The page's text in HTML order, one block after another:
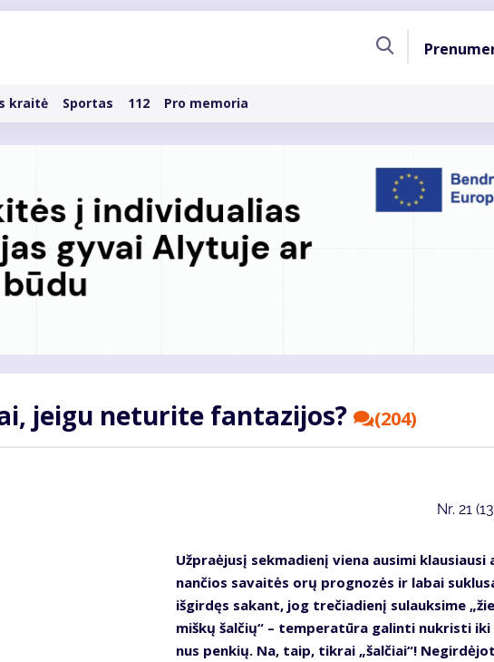
kraitė Sportas 112 Pro memoria
jei­gu ne­tu­ri­te fan­ta­zi­jos? (204)
Nr. 21
Už­pra­ė­ju­sį sek­ma­die­nį vie­na au­si­mi
nan­čios sa­vai­tės orų prog­no­zės ir la­bai
iš­gir­dęs sa­kant, jog tre­čia­die­nį su­lauk­si­me
miš­kų šal­čių“ – tem­pe­ra­tū­ra ga­lin­ti nu­kris­ti
nus pen­kių. Na, taip, tik­rai „šal­čiai“!